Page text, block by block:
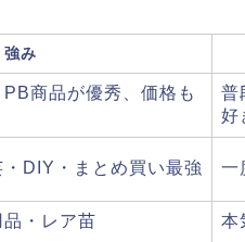
強み
商品が優秀、価格も
普
好
DIY・まとめ買い最強 一
・レア苗 本